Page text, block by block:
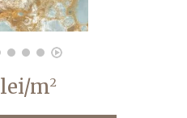
lei/m2